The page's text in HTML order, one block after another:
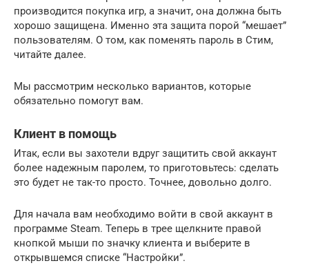
производится покупка игр, а значит, она должна быть
хорошо защищена. Именно эта защита порой “мешает”
пользователям. О том, как поменять пароль в Стим,
читайте далее.
Мы рассмотрим несколько вариантов, которые
обязательно помогут вам.
Клиент в помощь
Итак, если вы захотели вдруг защитить свой аккаунт
более надежным паролем, то приготовьтесь: сделать
это будет не так-то просто. Точнее, довольно долго.
Для начала вам необходимо войти в свой аккаунт в
программе Steam. Теперь в трее щелкните правой
кнопкой мыши по значку клиента и выберите в
открывшемся списке “Настройки”.